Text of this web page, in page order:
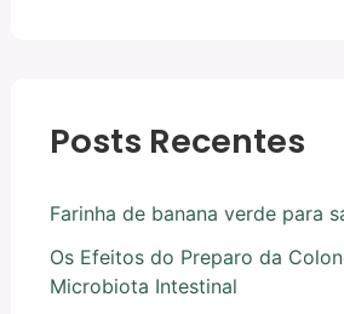
Posts Recentes
Farinha de banana verde para
Os Efeitos do Preparo da
Microbiota Intestinal